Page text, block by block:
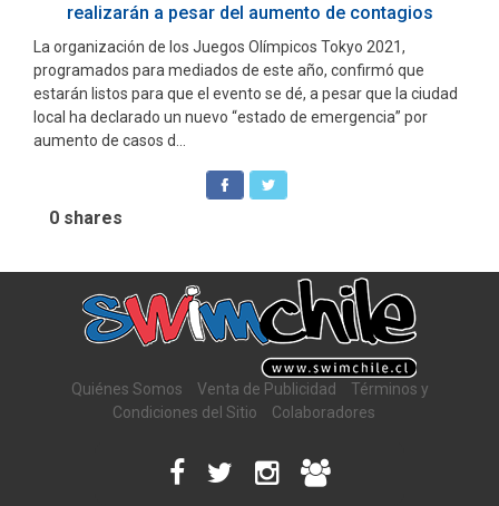
realizarán a pesar del aumento de contagios
La organización de los Juegos Olímpicos Tokyo 2021,
programados para mediados de este año, confirmó que
estarán listos para que el evento se dé, a pesar que la ciudad
local ha declarado un nuevo “estado de emergencia” por
aumento de casos d...
0 shares
Quiénes Somos Venta de Publicidad
Términos y
Condiciones del Sitio
Colaboradores